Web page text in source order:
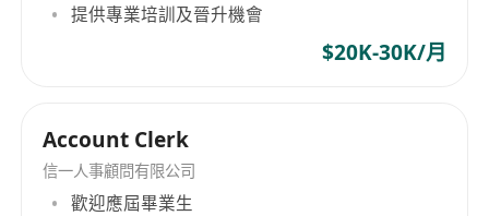
提供專業培訓及晉升機會
$20K-30K/月
Account Clerk
信一人事顧問有限公司
歡迎應屆畢業生